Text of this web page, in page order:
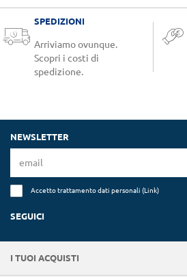
SPEDIZIONI
Arriviamo ovunque.
Scopri i costi di
spedizione.
NEWSLETTER
Accetto trattamento dati personali (Link)
SEGUICI
I TUOI ACQUISTI